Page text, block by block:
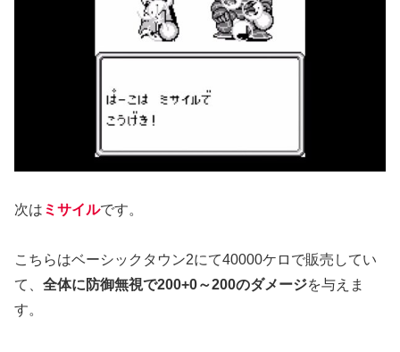
次は ミサイルです。
こちらはベーシックタウン2にて40000ケロで販売してい
て、 全体に防御無視で200+0～200のダメージを与えま
す。